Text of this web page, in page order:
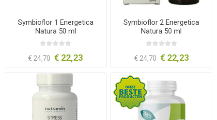
Symbioflor 1 Energetica
Natura 50 ml
€ 24,70 € 22,23
Symbioflor 2 Energetica
Natura 50 ml
€ 24,70 € 22,23